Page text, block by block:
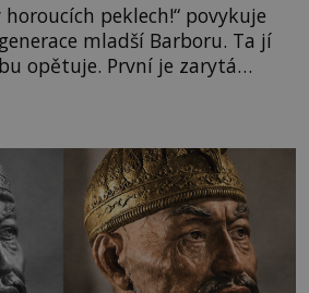
horoucích peklech!“ povykuje
mladší Barboru. Ta jí
opětuje. První je zarytá
kališnice. A každá z
z věží slavného hradu
boje. Za manželku má